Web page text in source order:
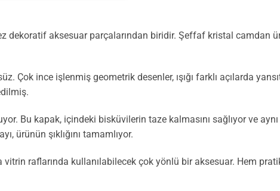
dekoratif aksesuar parçalarından biridir. Şeffaf kristal camdan
Çok ince işlenmiş geometrik desenler, ışığı farklı açılarda
Bu kapak, içindeki bisküvilerin taze kalmasını sağlıyor ve
ürünün şıklığını tamamlıyor.
raflarında kullanılabilecek çok yönlü bir aksesuar. Hem